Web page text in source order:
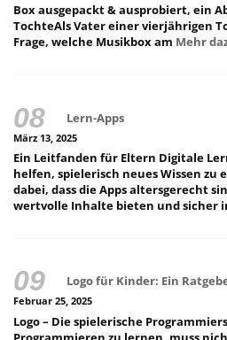
Box ausgepackt & ausprobiert, ein
TochteAls Vater einer vierjährigen
Frage, welche Musikbox am Mehr
Lern-Apps
März 13, 2025
Ein Leitfanden für Eltern Digitale
helfen, spielerisch neues Wissen zu
dabei, dass die Apps altersgerecht
wertvolle Inhalte bieten und sicher
Logo für Kinder: Ein
Februar 25, 2025
Logo – Die spielerische